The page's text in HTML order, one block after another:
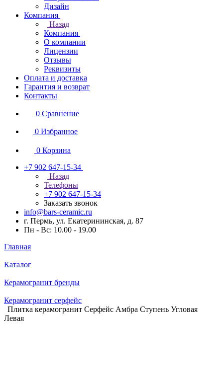
Дизайн
Компания
Назад
Компания
О компании
Лицензии
Отзывы
Реквизиты
Оплата и доставка
Гарантия и возврат
Контакты
0 Сравнение
0 Избранное
0 Корзина
+7 902 647-15-34
Назад
Телефоны
+7 902 647-15-34
Заказать звонок
info@bars-ceramic.ru
г. Пермь, ул. Екатерининская, д. 87
Пн - Вс: 10.00 - 19.00
Главная
Каталог
Керамогранит бренды
Керамогранит серфейс
Плитка керамогранит Серфейс Амбра Ступень Угловая
Левая